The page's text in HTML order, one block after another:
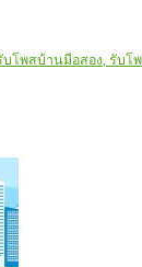
บโพสบ้านมือสอง, รับโ